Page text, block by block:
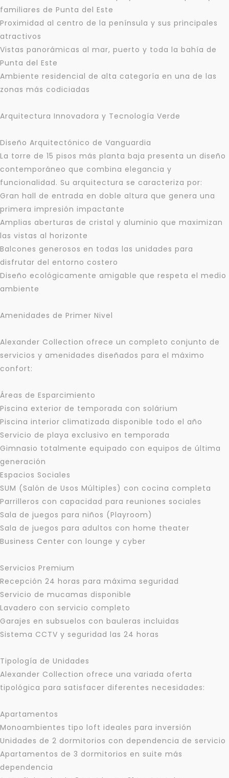
familiares de Punta del Este
Proximidad al centro de la península y sus principales
atractivos
Vistas panorámicas al mar, puerto y toda la bahía de
Punta del Este
Ambiente residencial de alta categoría en una de las
zonas más codiciadas
Arquitectura Innovadora y Tecnología Verde
Diseño Arquitectónico de Vanguardia
La torre de 15 pisos más planta baja presenta un diseño
contemporáneo que combina elegancia y
funcionalidad. Su arquitectura se caracteriza por:
Gran hall de entrada en doble altura que genera una
primera impresión impactante
Amplias aberturas de cristal y aluminio que maximizan
las vistas al horizonte
Balcones generosos en todas las unidades para
disfrutar del entorno costero
Diseño ecológicamente amigable que respeta el medio
ambiente
Amenidades de Primer Nivel
Alexander Collection ofrece un completo conjunto de
servicios y amenidades diseñados para el máximo
confort:
Áreas de Esparcimiento
Piscina exterior de temporada con solárium
Piscina interior climatizada disponible todo el año
Servicio de playa exclusivo en temporada
Gimnasio totalmente equipado con equipos de última
generación
Espacios Sociales
SUM (Salón de Usos Múltiples) con cocina completa
Parrilleros con capacidad para reuniones sociales
Sala de juegos para niños (Playroom)
Sala de juegos para adultos con home theater
Business Center con lounge y cyber
Servicios Premium
Recepción 24 horas para máxima seguridad
Servicio de mucamas disponible
Lavadero con servicio completo
Garajes en subsuelos con bauleras incluidas
Sistema CCTV y seguridad las 24 horas
Tipología de Unidades
Alexander Collection ofrece una variada oferta
tipológica para satisfacer diferentes necesidades:
Apartamentos
Monoambientes tipo loft ideales para inversión
Unidades de 2 dormitorios con dependencia de servicio
Apartamentos de 3 dormitorios en suite más
dependencia
Para responderte
mejor y más rápido
Déjanos tus datos para identificar tu consulta en el
sistema de gestión de clientes.
Tu nombre *
Tu WhatsApp *
+598
Tus datos están seguros
Uso exclusivo
Solo los usamos para responder tu consulta.